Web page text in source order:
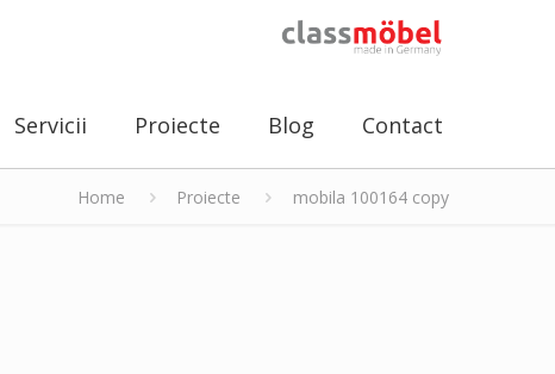
Servicii Proiecte Blog Contact
Home Proiecte mobila 100164 copy